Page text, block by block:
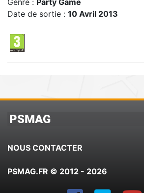
Date de sortie : 10 Avril 2013
PSMAG
NOUS CONTACTER
PSMAG.FR © 2012 - 2026